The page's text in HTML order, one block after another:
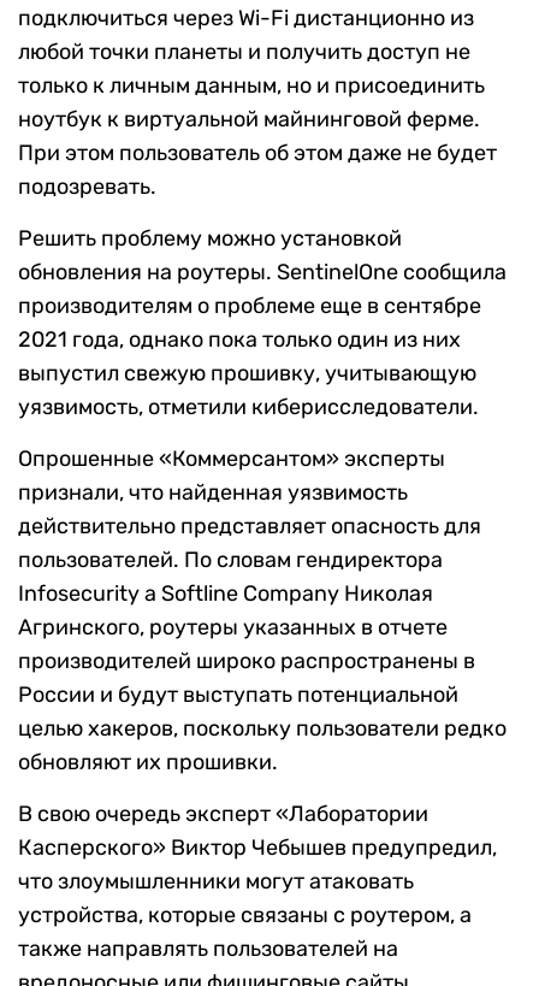
подключиться через Wi-Fi дистанционно из
любой точки планеты и получить доступ не
только к личным данным, но и присоединить
ноутбук к виртуальной майнинговой ферме.
При этом пользователь об этом даже не будет
подозревать.
Решить проблему можно установкой
обновления на роутеры. SentinelOne сообщила
производителям о проблеме еще в сентябре
2021 года, однако пока только один из них
выпустил свежую прошивку, учитывающую
уязвимость, отметили киберисследователи.
Опрошенные «Коммерсантом» эксперты
признали, что найденная уязвимость
действительно представляет опасность для
пользователей. По словам гендиректора
Infosecurity a Softline Company Николая
Агринского, роутеры указанных в отчете
производителей широко распространены в
России и будут выступать потенциальной
целью хакеров, поскольку пользователи редко
обновляют их прошивки.
В свою очередь эксперт «Лаборатории
Касперского» Виктор Чебышев предупредил,
что злоумышленники могут атаковать
устройства, которые связаны с роутером, а
также направлять пользователей на